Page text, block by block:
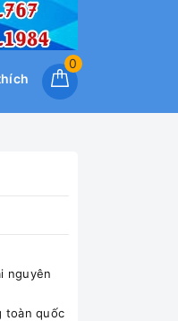
0
nguyên
toàn quốc